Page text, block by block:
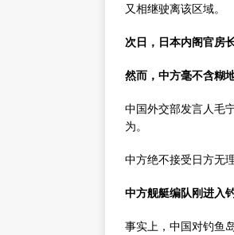
又相继驶离该区域。
次日，日本内阁官房
然而，中方毫不含糊
中国外交部发言人毛
为。
中方绝不接受日方无
中方舰艇编队刚进入
事实上，中国对钓鱼